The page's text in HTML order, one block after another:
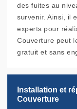
des fuites au
survenir. Ainsi, il
experts pour
Couverture peut
gratuit et sans
Installation et
Couverture